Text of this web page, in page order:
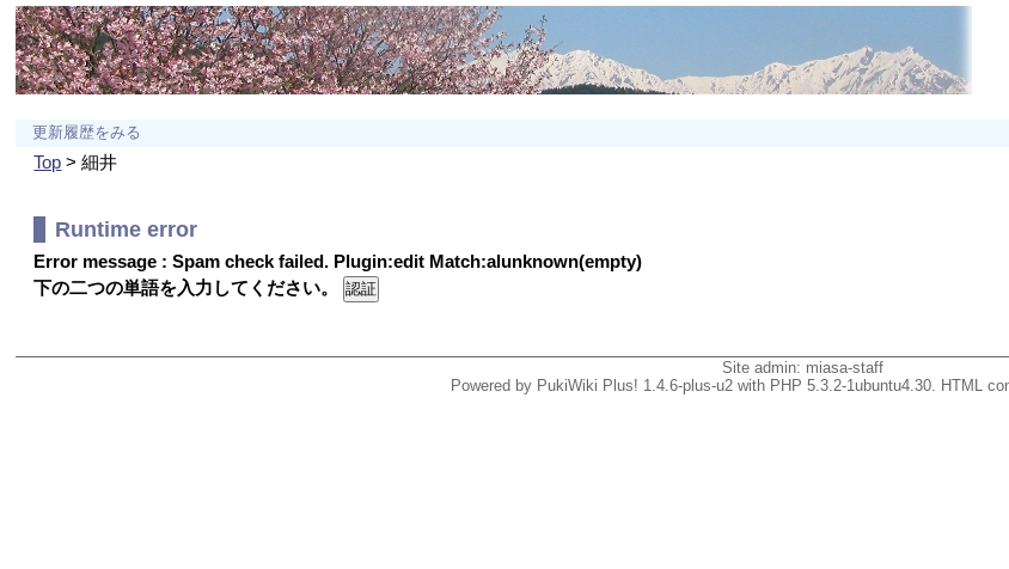
更新履歴をみる
Top > 細井
Runtime error
Error message : Spam check failed. Plugin:edit Match:alunknown(empty)
下の二つの単語を入力してください。
Site admin: miasa-staff
Powered by PukiWiki Plus! 1.4.6-plus-u2 with PHP 5.3.2-1ubuntu4.30. HTML